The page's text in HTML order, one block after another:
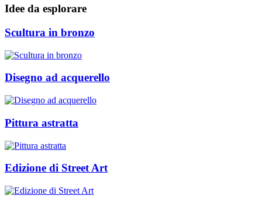
Idee da esplorare
Scultura in bronzo
Disegno ad acquerello
Pittura astratta
Edizione di Street Art